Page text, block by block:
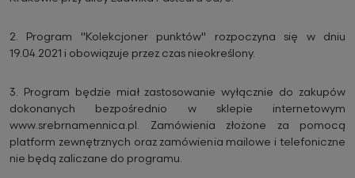
2.
Program "Kolekcjoner punktów" rozpoczyna się w dniu
19.04.2021 i obowiązuje przez czas nieokreślony.
3. Program będzie miał zastosowanie wyłącznie do zakupów
dokonanych bezpośrednio w sklepie internetowym
www.srebrnamennica.pl. Zamówienia złożone za pomocą
platform zewnętrznych oraz zamówienia mailowe i telefoniczne
nie będą zaliczane do programu.